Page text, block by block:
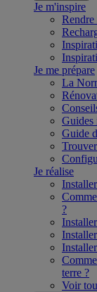
Je m'inspire
Rendre
Je me prépare
La
Guides
Guide
Je réalise
?
terre ?
Voir